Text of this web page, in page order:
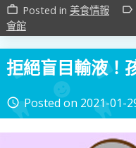
work_outline Posted in 美食情報 label_outline
會館
拒絕盲目輸液！
access_time Posted on 2021-01-